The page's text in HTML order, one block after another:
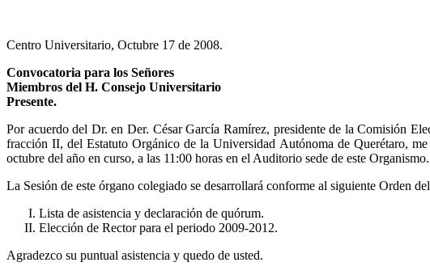
Centro Universitario, Octubre 17 de 2008.
Convocatoria para los Señores
Miembros del H. Consejo Universitario
Presente.
Por acuerdo del Dr. en Der. César García Ramírez, presidente de la Comisión
fracción II, del Estatuto Orgánico de la Universidad Autónoma de Querétaro,
octubre del año en curso, a las 11:00 horas en el Auditorio sede de este Organismo.
La Sesión de este órgano colegiado se desarrollará conforme al siguiente Orden
Lista de asistencia y declaración de quórum.
Elección de Rector para el periodo 2009-2012.
Agradezco su puntual asistencia y quedo de usted.